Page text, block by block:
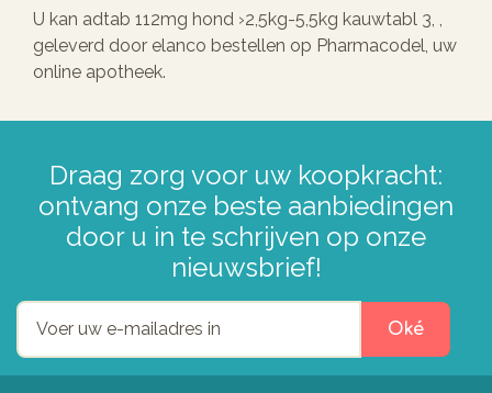
U kan adtab 112mg hond ›2,5kg-5,5kg kauwtabl 3, ,
geleverd door elanco bestellen op Pharmacodel, uw
online apotheek.
Draag zorg voor uw koopkracht:
ontvang onze beste aanbiedingen
door u in te schrijven op onze
nieuwsbrief!
Oké